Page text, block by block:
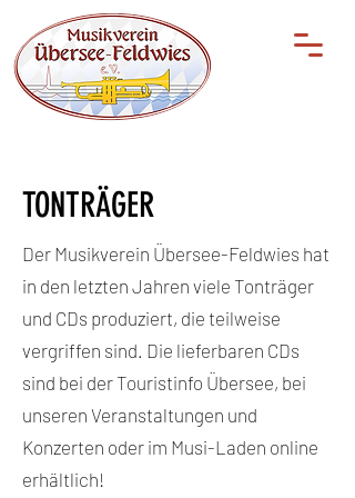
TONTRÄGER
Der Musikverein Übersee-Feldwies hat
in den letzten Jahren viele Tonträger
und CDs produziert, die teilweise
vergriffen sind. Die lieferbaren CDs
sind bei der Touristinfo Übersee, bei
unseren Veranstaltungen und
Konzerten oder im Musi-Laden online
erhältlich!